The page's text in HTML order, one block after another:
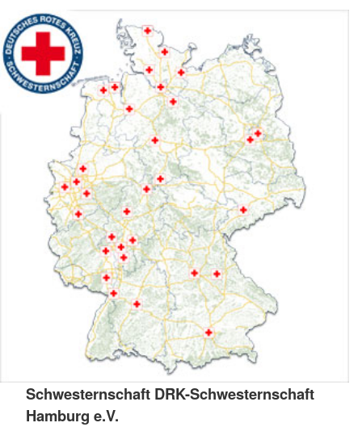
Schwesternschaft DRK-Schwesternschaft
Hamburg e.V.